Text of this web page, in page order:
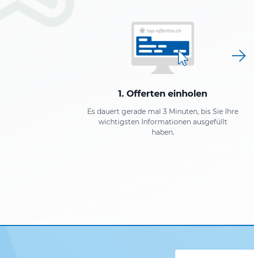
1. Offerten einholen
Es dauert gerade mal 3 Minuten, bis Sie Ihre
wichtigsten Informationen ausgefüllt
haben.